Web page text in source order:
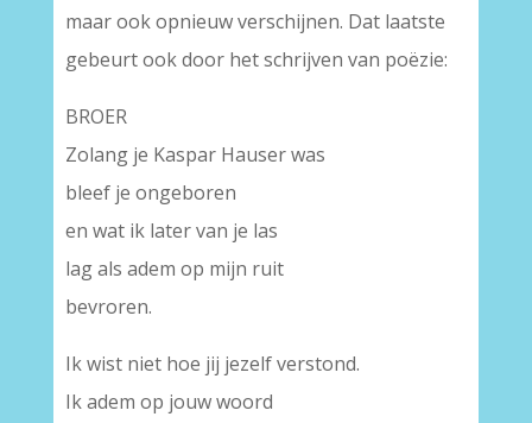
maar ook opnieuw verschijnen. Dat laatste
gebeurt ook door het schrijven van poëzie:
BROER
Zolang je Kaspar Hauser was
bleef je ongeboren
en wat ik later van je las
lag als adem op mijn ruit
bevroren.
Ik wist niet hoe jij jezelf verstond.
Ik adem op jouw woord